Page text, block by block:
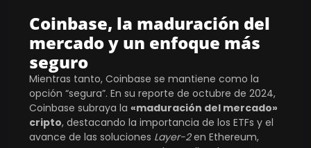
Coinbase, la maduración del
mercado y un enfoque más
seguro
Mientras tanto, Coinbase se mantiene como la
opción “segura”. En su reporte de octubre de 2024,
Coinbase subraya la «maduración del mercado»
cripto, destacando la importancia de los ETFs y el
avance de las soluciones Layer-2en Ethereum,